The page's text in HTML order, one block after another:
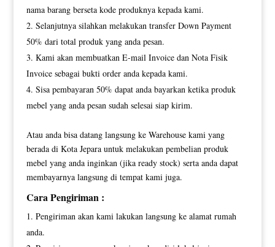
nama barang berseta kode produknya kepada kami.
Selanjutnya silahkan melakukan transfer Down Payment
50% dari total produk yang anda pesan.
Kami akan membuatkan E-mail Invoice dan Nota Fisik
Invoice sebagai bukti order anda kepada kami.
Sisa pembayaran 50% dapat anda bayarkan ketika produk
mebel yang anda pesan sudah selesai siap kirim.
Atau anda bisa datang langsung ke Warehouse kami yang
berada di Kota Jepara untuk melakukan pembelian produk
mebel yang anda inginkan (jika ready stock) serta anda dapat
membayarnya langsung di tempat kami juga.
Cara Pengiriman :
Pengiriman akan kami lakukan langsung ke alamat rumah
anda.